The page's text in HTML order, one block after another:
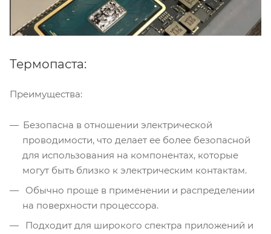
Термопаста:
Преимущества:
Безопасна в отношении электрической
проводимости, что делает ее более безопасной
для использования на компонентах, которые
могут быть близко к электрическим контактам.
Обычно проще в применении и распределении
на поверхности процессора.
Подходит для широкого спектра приложений и